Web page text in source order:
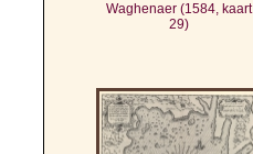
Waghenaer (1584, kaart
29)